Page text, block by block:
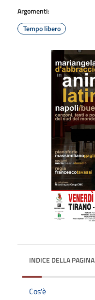
Argomenti:
Tempo libero
INDICE DELLA PAGINA
Cos'è